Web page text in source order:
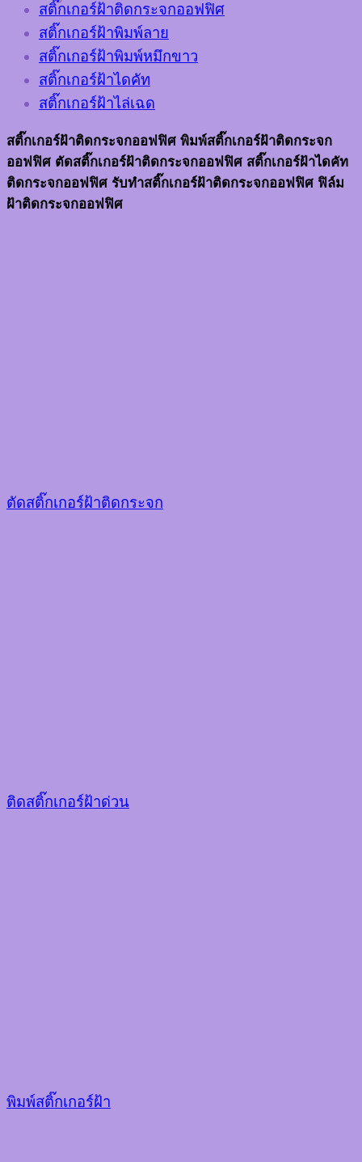
สติ๊กเกอร์ฝ้าติดกระจกออฟฟิศ
สติ๊กเกอร์ฝ้าพิมพ์ลาย
สติ๊กเกอร์ฝ้าพิมพ์หมึกขาว
สติ๊กเกอร์ฝ้าไดคัท
สติ๊กเกอร์ฝ้าไล่เฉด
สติ๊กเกอร์ฝ้าติดกระจกออฟฟิศ พิมพ์สติ๊กเกอร์ฝ้าติดกระจก
ออฟฟิศ ตัดสติ๊กเกอร์ฝ้าติดกระจกออฟฟิศ สติ๊กเกอร์ฝ้าไดคัท
ติดกระจกออฟฟิศ รับทำสติ๊กเกอร์ฝ้าติดกระจกออฟฟิศ ฟิล์ม
ฝ้าติดกระจกออฟฟิศ
ตัดสติ๊กเกอร์ฝ้าติดกระจก
ติดสติ๊กเกอร์ฝ้าด่วน
พิมพ์สติ๊กเกอร์ฝ้า